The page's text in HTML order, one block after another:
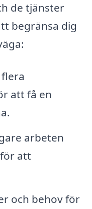
de tjänster
begränsa dig
att få en
arbeten
att
och behov för